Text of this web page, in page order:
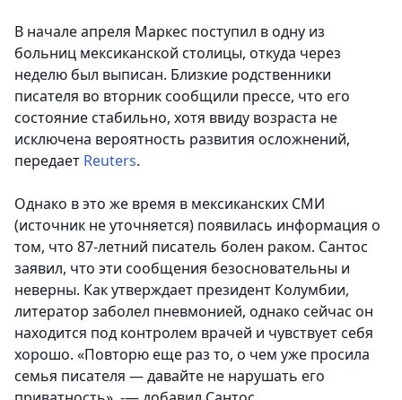
В начале апреля Маркес поступил в одну из
больниц мексиканской столицы, откуда через
неделю был выписан. Близкие родственники
писателя во вторник сообщили прессе, что его
состояние стабильно, хотя ввиду возраста не
исключена вероятность развития осложнений,
передает Reuters.
Однако в это же время в мексиканских СМИ
(источник не уточняется) появилась информация о
том, что 87-летний писатель болен раком. Сантос
заявил, что эти сообщения безосновательны и
неверны. Как утверждает президент Колумбии,
литератор заболел пневмонией, однако сейчас он
находится под контролем врачей и чувствует себя
хорошо. «Повторю еще раз то, о чем уже просила
семья писателя — давайте не нарушать его